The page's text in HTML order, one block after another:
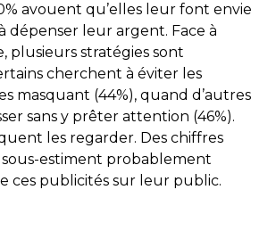
avouent qu’elles leur font envie
dépenser leur argent. Face à
plusieurs stratégies sont
cherchent à éviter les
masquant (44%), quand d’autres
sans y prêter attention (46%).
les regarder. Des chiffres
estiment probablement
ces publicités sur leur public.